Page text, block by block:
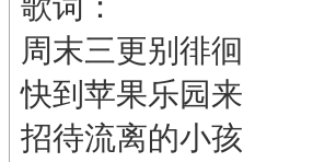
周末三更别徘徊
快到苹果乐园来
招待流离的小孩